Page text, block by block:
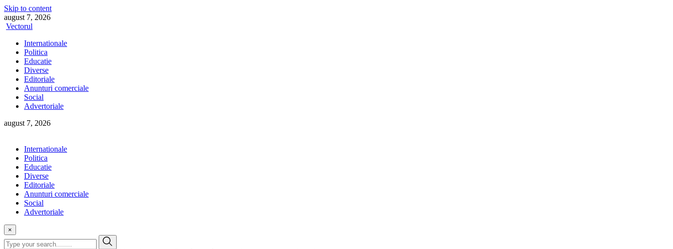
Skip to content
august 7, 2026
Vectorul
Internationale
Politica
Educatie
Diverse
Editoriale
Anunturi comerciale
Social
Advertoriale
august 7, 2026
Internationale
Politica
Educatie
Diverse
Editoriale
Anunturi comerciale
Social
Advertoriale
×